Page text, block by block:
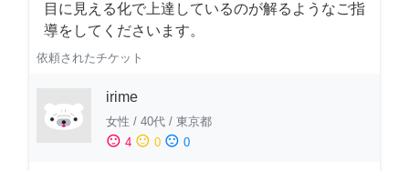
目に見える化で上達しているのが解るようなご指
導をしてくださいます。
依頼されたチケット
irime
女性 / 40代 / 東京都
sentiment_satisfied 4 sentiment_neutral 0 sentiment_dissatisfied 0